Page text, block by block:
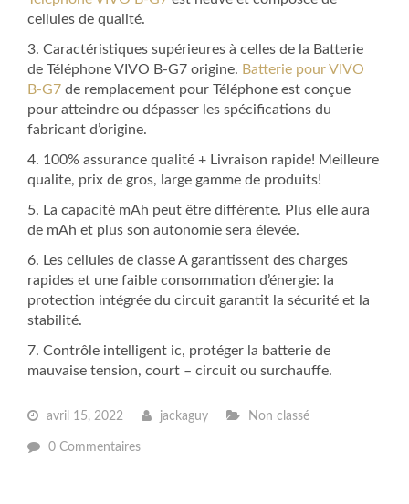
cellules de qualité.
3. Caractéristiques supérieures à celles de la Batterie
de Téléphone VIVO B-G7 origine. Batterie pour VIVO
B-G7 de remplacement pour Téléphone est conçue
pour atteindre ou dépasser les spécifications du
fabricant d’origine.
4. 100% assurance qualité + Livraison rapide! Meilleure
qualite, prix de gros, large gamme de produits!
5. La capacité mAh peut être différente. Plus elle aura
de mAh et plus son autonomie sera élevée.
6. Les cellules de classe A garantissent des charges
rapides et une faible consommation d’énergie: la
protection intégrée du circuit garantit la sécurité et la
stabilité.
7. Contrôle intelligent ic, protéger la batterie de
mauvaise tension, court – circuit ou surchauffe.
avril 15, 2022 jackaguy Non classé
0 Commentaires